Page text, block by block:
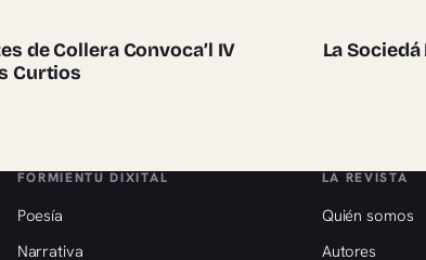
pieces
de Collera Convoca’l IV
Curtios
La
FORMIENTU DIXITAL
Poesía
Narrativa
LA REVISTA
Quién somos
Autores